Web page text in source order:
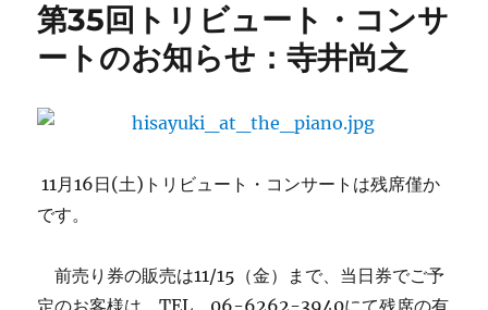
第35回トリビュート・コンサ
ートのお知らせ：寺井尚之
11月16日(土)トリビュート・コンサートは残席僅か
です。
前売り券の販売は11/15（金）まで、当日券でご予
定のお客様は、TEL 06-6262-3940にて残席の有